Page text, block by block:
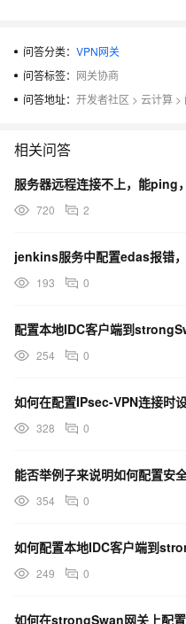
问答分类： VPN网关
问答标签： 网关协商
问答地址： 开发者社区 > 云计算 >
相关问答
720 2
jenkins服务中配置edas报错
193 0
254 0
328 0
354 0
如何配置本地IDC客户端到
249 0
如何在strongSwan网关上配置